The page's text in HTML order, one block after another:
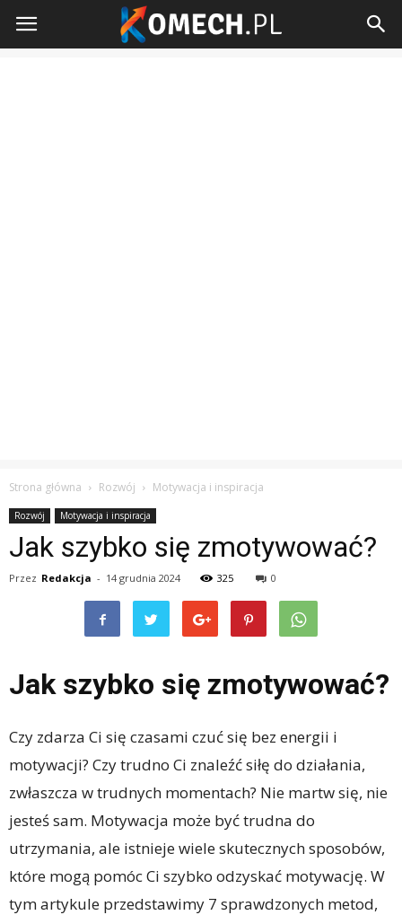
Komech.pl
Strona główna Rozwój Motywacja i inspiracja
Rozwój Motywacja i inspiracja
Jak szybko się zmotywować?
Przez Redakcja - 14 grudnia 2024 325 0
Jak szybko się zmotywować?
Czy zdarza Ci się czasami czuć się bez energii i
motywacji? Czy trudno Ci znaleźć siłę do działania,
zwłaszcza w trudnych momentach? Nie martw się, nie
jesteś sam. Motywacja może być trudna do
utrzymania, ale istnieje wiele skutecznych sposobów,
które mogą pomóc Ci szybko odzyskać motywację. W
tym artykule przedstawimy 7 sprawdzonych metod,